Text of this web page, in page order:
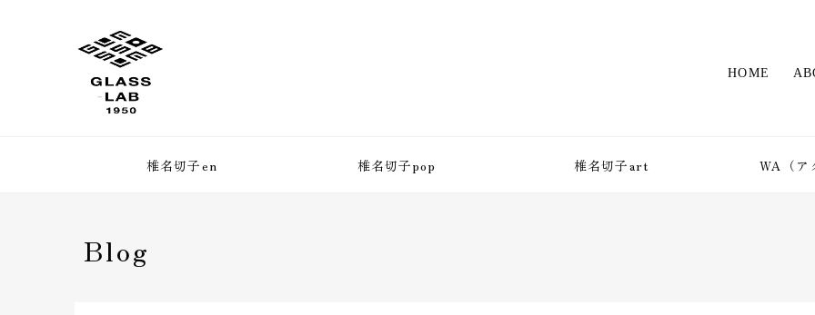
HOME
椎名切子en 椎名切子pop 椎名切子art WA（ア
Blog